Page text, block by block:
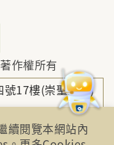
作權所有
17樓(崇聖大樓)
續閱覽本網站內